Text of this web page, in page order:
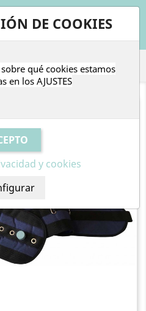

DE COOKIES
qué cookies estamos
en los AJUSTES
y cookies